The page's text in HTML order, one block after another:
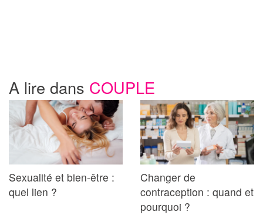
A lire dans COUPLE
Sexualité et bien-être :
quel lien ?
Changer de
contraception : quand et
pourquoi ?